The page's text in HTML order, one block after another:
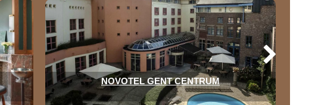
NOVOTEL GENT CENTRUM